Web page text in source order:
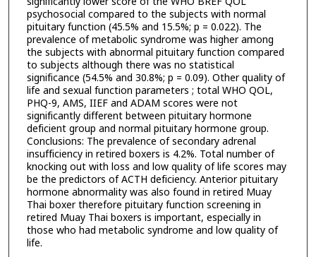
psychosocial compared to the subjects with normal
pituitary function (45.5% and 15.5%; p = 0.022). The
prevalence of metabolic syndrome was higher among
the subjects with abnormal pituitary function compared
to subjects although there was no statistical
significance (54.5% and 30.8%; p = 0.09). Other quality of
life and sexual function parameters ; total WHO QOL,
PHQ-9, AMS, IIEF and ADAM scores were not
significantly different between pituitary hormone
deficient group and normal pituitary hormone group.
Conclusions: The prevalence of secondary adrenal
insufficiency in retired boxers is 4.2%. Total number of
knocking out with loss and low quality of life scores may
be the predictors of ACTH deficiency. Anterior pituitary
hormone abnormality was also found in retired Muay
Thai boxer therefore pituitary function screening in
retired Muay Thai boxers is important, especially in
those who had metabolic syndrome and low quality of
life.